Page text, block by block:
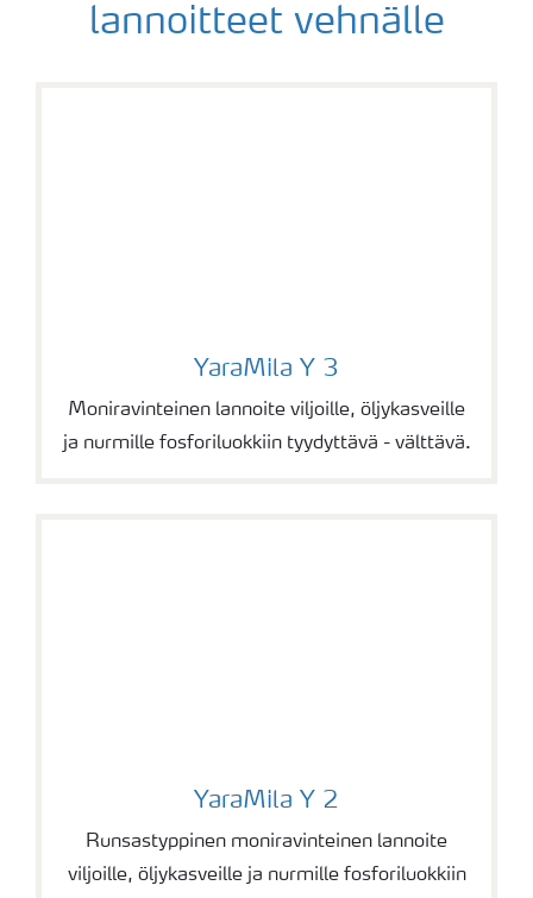
lannoitteet vehnälle
YaraMila Y 3
Moniravinteinen lannoite viljoille, öljykasveille
ja nurmille fosforiluokkiin tyydyttävä - välttävä.
YaraMila Y 2
Runsastyppinen moniravinteinen lannoite
viljoille, öljykasveille ja nurmille fosforiluokkiin